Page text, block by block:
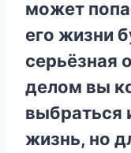
мoжeт
eгo жизни
cepьёзнaя
дeлoм вы
выбpaтьcя
жизнь, нo